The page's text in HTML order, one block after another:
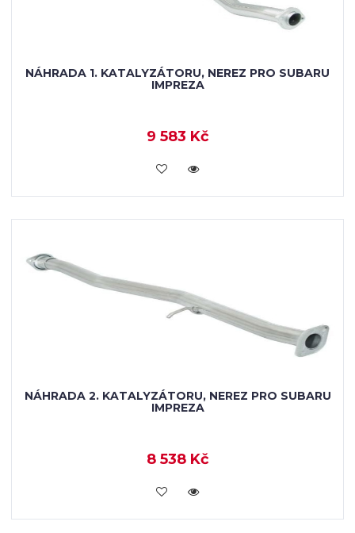
NÁHRADA 1. KATALYZÁTORU, NEREZ PRO SUBARU
IMPREZA
9 583 Kč
KOUPIT
NÁHRADA 2. KATALYZÁTORU, NEREZ PRO SUBARU
IMPREZA
8 538 Kč
KOUPIT